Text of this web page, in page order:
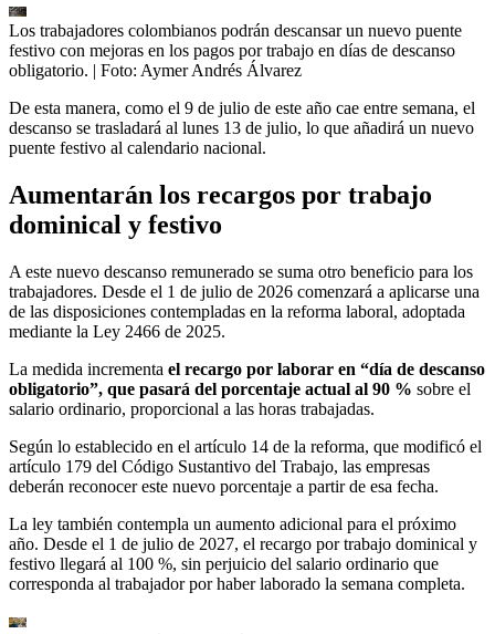
Los trabajadores colombianos podrán descansar un nuevo puente
festivo con mejoras en los pagos por trabajo en días de descanso
obligatorio. | Foto: Aymer Andrés Álvarez
De esta manera, como el 9 de julio de este año cae entre semana, el
descanso se trasladará al lunes 13 de julio, lo que añadirá un nuevo
puente festivo al calendario nacional.
Aumentarán los recargos por trabajo
dominical y festivo
A este nuevo descanso remunerado se suma otro beneficio para los
trabajadores. Desde el 1 de julio de 2026 comenzará a aplicarse una
de las disposiciones contempladas en la reforma laboral, adoptada
mediante la Ley 2466 de 2025.
La medida incrementa el recargo por laborar en “día de descanso
obligatorio”, que pasará del porcentaje actual al 90 % sobre el
salario ordinario, proporcional a las horas trabajadas.
Según lo establecido en el artículo 14 de la reforma, que modificó el
artículo 179 del Código Sustantivo del Trabajo, las empresas
deberán reconocer este nuevo porcentaje a partir de esa fecha.
La ley también contempla un aumento adicional para el próximo
año. Desde el 1 de julio de 2027, el recargo por trabajo dominical y
festivo llegará al 100 %, sin perjuicio del salario ordinario que
corresponda al trabajador por haber laborado la semana completa.